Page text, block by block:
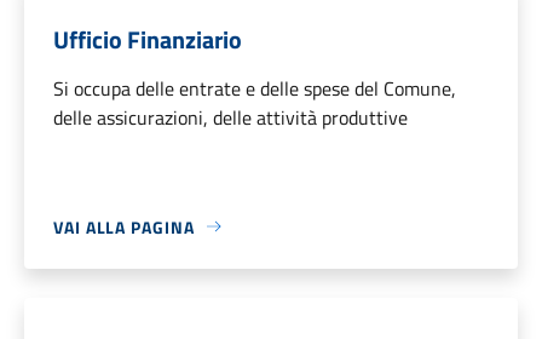
Ufficio Finanziario
Si occupa delle entrate e delle spese del Comune,
delle assicurazioni, delle attività produttive
VAI ALLA PAGINA